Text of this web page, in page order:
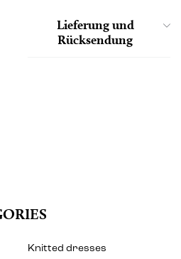
Lieferung und
Rücksendung
Knitted dresses